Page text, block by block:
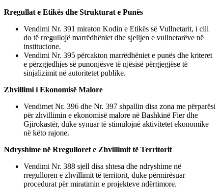
Rregullat e Etikës dhe Strukturat e Punës
Vendimi Nr. 391 miraton Kodin e Etikës së Vullnetarit, i cili
do të rregullojë marrëdhëniet dhe sjelljen e vullnetarëve në
institucione.
Vendimi Nr. 395 përcakton marrëdhëniet e punës dhe kriteret
e përzgjedhjes së punonjësve të njësisë përgjegjëse të
sinjalizimit në autoritetet publike.
Zhvillimi i Ekonomisë Malore
Vendimet Nr. 396 dhe Nr. 397 shpallin disa zona me përparësi
për zhvillimin e ekonomisë malore në Bashkinë Fier dhe
Gjirokastër, duke synuar të stimulojnë aktivitetet ekonomike
në këto rajone.
Ndryshime në Rregulloret e Zhvillimit të Territorit
Vendimi Nr. 388 sjell disa shtesa dhe ndryshime në
rregulloren e zhvillimit të territorit, duke përmirësuar
procedurat për miratimin e projekteve ndërtimore.